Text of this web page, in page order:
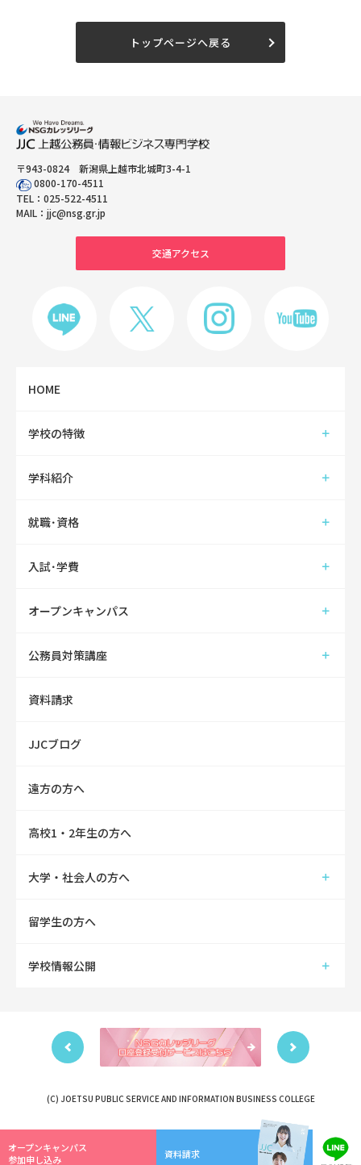
トップページへ戻る
〒943-0824 新潟県上越市北城町3-4-1
0800-170-4511
TEL： 025-522-4511
MAIL： jjc@nsg.gr.jp
交通アクセス
HOME
学校の特徴
学科紹介
就職･資格
入試･学費
オープンキャンパス
公務員対策講座
資料請求
JJCブログ
遠方の方へ
高校1・2年生の方へ
大学・社会人の方へ
留学生の方へ
学校情報公開
(C) JOETSU PUBLIC SERVICE AND INFORMATION BUSINESS COLLEGE
オープンキャンパス
参加申し込み
資料請求